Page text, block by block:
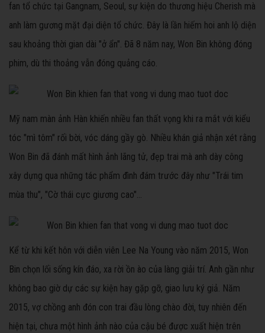
fan tổ chức tại Gangnam, Seoul, sự kiện do thương hiệu Cherish mà
anh làm gương mặt đại diện tổ chức. Đây là lần hiếm hoi anh lộ diện
sau khoảng thời gian dài "ở ẩn". Đã 8 năm nay, Won Bin không đóng
phim, dù thi thoảng vẫn đóng quảng cáo.
Mỹ nam màn ảnh Hàn khiến nhiều fan thất vọng khi ra mắt với kiểu
tóc "mì tôm" rối bời, vóc dáng gầy gò. Nhiều khán giả nhận xét rằng
Won Bin đã đánh mất hình ảnh lãng tử, đẹp trai mà anh dày công
xây dựng qua những tác phẩm đình đám trước đây như "Trái tim
mùa thu", "Cờ thái cực giương cao"...
Kể từ khi kết hôn với diễn viên Lee Na Young vào năm 2015, Won
Bin chọn lối sống kín đáo, xa rời ồn ào của làng giải trí. Anh gần như
không bao giờ dự các sự kiện hay gặp gỡ, giao lưu ký giả. Năm
2015, vợ chồng anh đón con trai đầu lòng chào đời, tuy nhiên đến
hiện tại, chưa một hình ảnh nào của cậu bé được xuất hiện trên